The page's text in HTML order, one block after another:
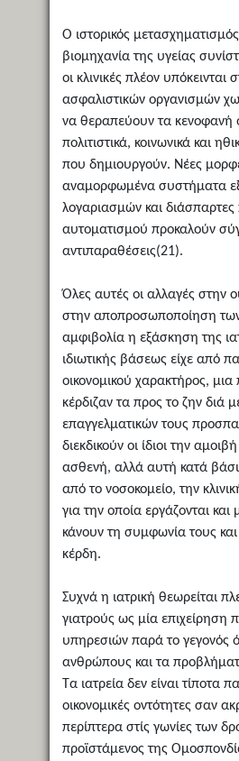
Ο ιστορικός
βιομηχανία της υγείας
οι κλινικές πλέον υπόκεινται
ασφαλιστικών οργανισμών
να θεραπεύουν τα κενοφανή
πολιτιστικά, κοινωνικά και
που δημιουργούν. Νέες
αναμορφωμένα συστήματα
λογαριασμών και
αυτοματισμού προκαλούν
αντιπαραθέσεις(21).
Όλες αυτές οι αλλαγές στην
στην αποπροσωποποίηση
αμφιβολία η εξάσκηση της
ιδιωτικής βάσεως είχε από
οικονομικού χαρακτήρος, μια
κέρδιζαν τα προς το ζην διά
επαγγελματικών τους
διεκδικούν οι ίδιοι την
ασθενή, αλλά αυτή κατά
από το νοσοκομείο, την
για την οποία εργάζονται και
κάνουν τη συμφωνία τους και
κέρδη.
Συχνά η ιατρική θεωρείται
γιατρούς ως μία επιχείρηση
υπηρεσιών παρά το γεγονός
ανθρώπους και τα
Τα ιατρεία δεν είναι τίποτα
οικονομικές οντότητες σαν
περίπτερα στίς γωνίες των
προϊστάμενος της